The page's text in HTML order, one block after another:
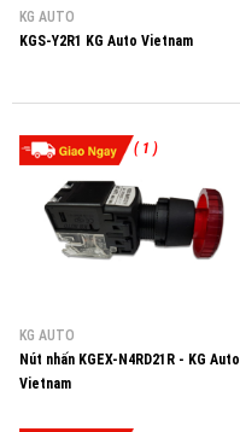
KG AUTO
KGS-Y2R1 KG Auto Vietnam
( 1 )
KG AUTO
Nút nhấn KGEX-N4RD21R - KG Auto
Vietnam